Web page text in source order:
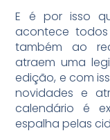
E é por isso
acontece
também ao
atraem uma
edição, e com
novidades e
calendário é
espalha pelas